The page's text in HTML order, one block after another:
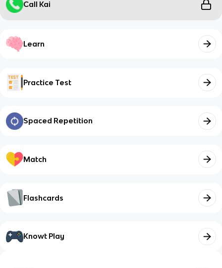
Call Kai
Learn
Practice Test
Spaced Repetition
Match
Flashcards
Knowt Play